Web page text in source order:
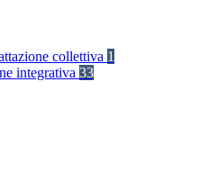
collettiva 1
integrativa 33